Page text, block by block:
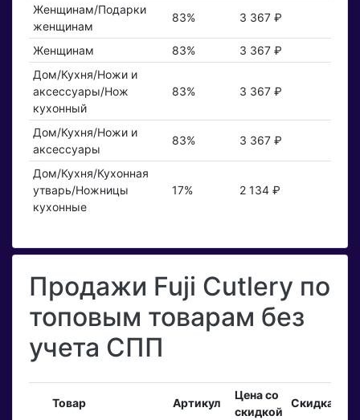
Женщинам/Подарки
женщинам
83% 3 367 ₽
Женщинам 83%
3 367 ₽
Дом/Кухня/Ножи и
аксессуары/Нож
кухонный
83% 3 367 ₽
Дом/Кухня/Ножи и
аксессуары
83% 3 367 ₽
Дом/Кухня/Кухонная
утварь/Ножницы
кухонные
17% 2 134 ₽
Продажи Fuji Cutlery по
топовым товарам без
учета СПП
Товар Артикул
Цена со
скидкой
Скидка